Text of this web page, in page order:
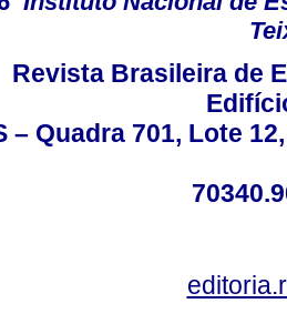
Revista Brasileira de
– Quadra 701, Lote